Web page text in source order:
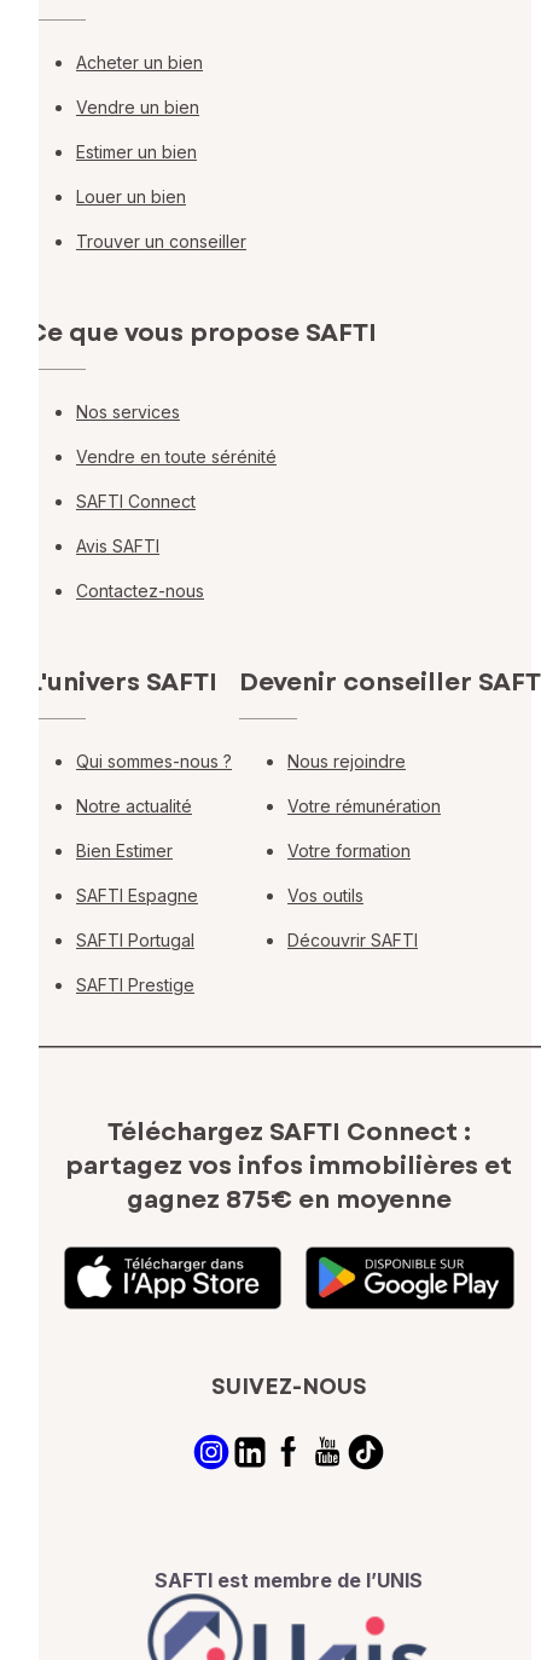
Acheter un bien
Vendre un bien
Estimer un bien
Louer un bien
Trouver un conseiller
Ce que vous propose SAFTI
Nos services
Vendre en toute sérénité
SAFTI Connect
Avis SAFTI
Contactez-nous
L'univers SAFTI
Qui sommes-nous ?
Notre actualité
Bien Estimer
SAFTI Espagne
SAFTI Portugal
SAFTI Prestige
Devenir conseiller
Nous rejoindre
Votre rémunération
Votre formation
Vos outils
Découvrir SAFTI
Téléchargez SAFTI Connect :
partagez vos infos immobilières et
gagnez 875€ en moyenne
SUIVEZ-NOUS
SAFTI est membre de l’UNIS